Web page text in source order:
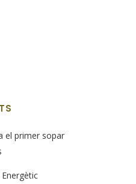
el primer sopar
Energètic